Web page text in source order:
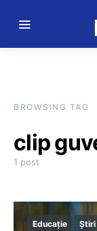
BROWSING TAG
clip
1 post
Educație Știri